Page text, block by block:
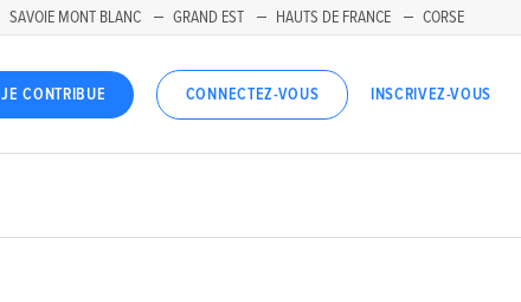
SAVOIE MONT BLANC GRAND EST HAUTS DE FRANCE CORSE
JE CONTRIBUE CONNECTEZ-VOUS INSCRIVEZ-VOUS